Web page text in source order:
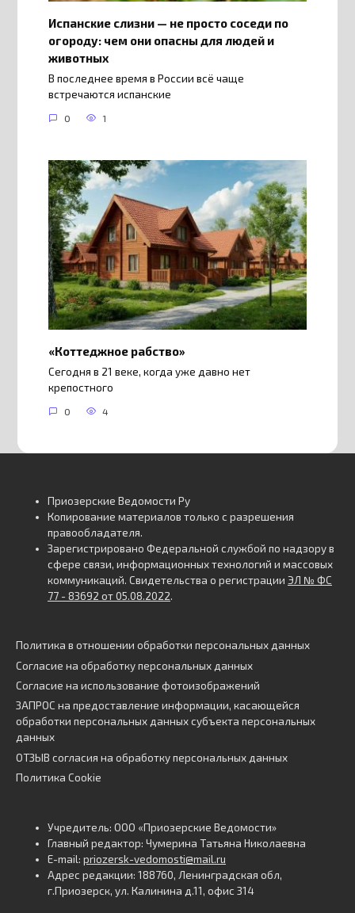
Испанские слизни — не просто соседи по
огороду: чем они опасны для людей и
животных
В последнее время в России всё чаще
встречаются испанские
0 1
«Коттеджное рабство»
Сегодня в 21 веке, когда уже давно нет
крепостного
0 4
Приозерские Ведомости Ру
Копирование материалов только с разрешения
правообладателя.
Зарегистрировано Федеральной службой по надзору в
сфере связи, информационных технологий и массовых
коммуникаций. Свидетельства о регистрации ЭЛ № ФС
77 - 83692 от 05.08.2022.
Политика в отношении обработки персональных данных
Согласие на обработку персональных данных
Согласие на использование фотоизображений
ЗАПРОС на предоставление информации, касающейся
обработки персональных данных субъекта персональных
данных
ОТЗЫВ согласия на обработку персональных данных
Политика Cookie
Учредитель: ООО «Приозерские Ведомости»
Главный редактор: Чумерина Татьяна Николаевна
E-mail: priozersk-vedomosti@mail.ru
Адрес редакции: 188760, Ленинградская обл,
г.Приозерск, ул. Калинина д.11, офис 314